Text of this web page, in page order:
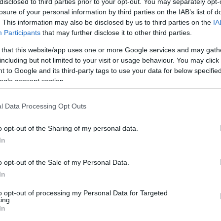
of your personal information by third parties on the IAB’s list of
This information may also be disclosed by us to third parties on the
Participants that may further disclose it to other third parties.
that this website/app uses one or more Google services and may
but not limited to your visit or usage behaviour. You may
to Google and its third-party tags to use your data for below
consent section.
Data Processing Opt Outs
opt-out of the Sharing of my personal data.
opt-out of the Sale of my Personal Data.
opt-out of processing my Personal Data for Targeted
Visualizza proposte di
Politiche dei prezzi online
iRef:120
Basato su 408
sui